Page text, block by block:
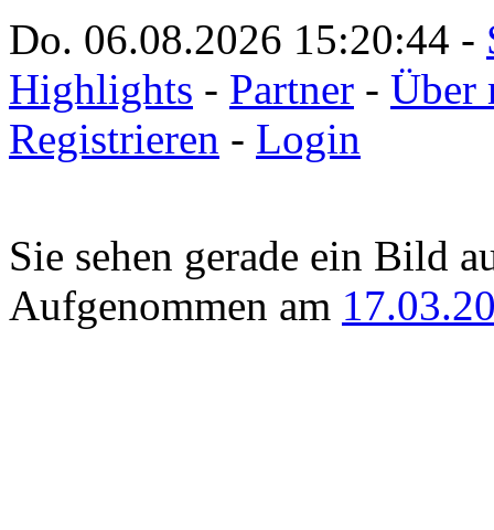
Do. 06.08.2026 15:20:44 -
Highlights - Partner - Über
Registrieren - Login
Sie sehen gerade ein Bild
Aufgenommen am